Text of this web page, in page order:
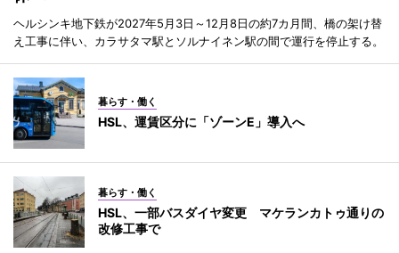
ヘルシンキ地下鉄が2027年5月3日～12月8日の約7カ月間、橋の架け替
え工事に伴い、カラサタマ駅とソルナイネン駅の間で運行を停止する。
暮らす・働く
HSL、運賃区分に「ゾーンE」導入へ
暮らす・働く
HSL、一部バスダイヤ変更 マケランカトゥ通りの
改修工事で